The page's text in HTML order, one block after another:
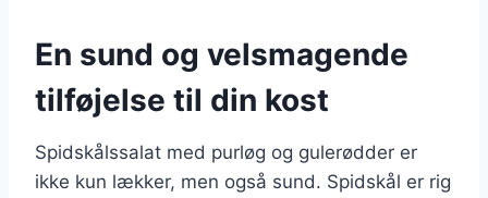
En sund og velsmagende
tilføjelse til din kost
Spidskålssalat med purløg og gulerødder er
ikke kun lækker, men også sund. Spidskål er rig